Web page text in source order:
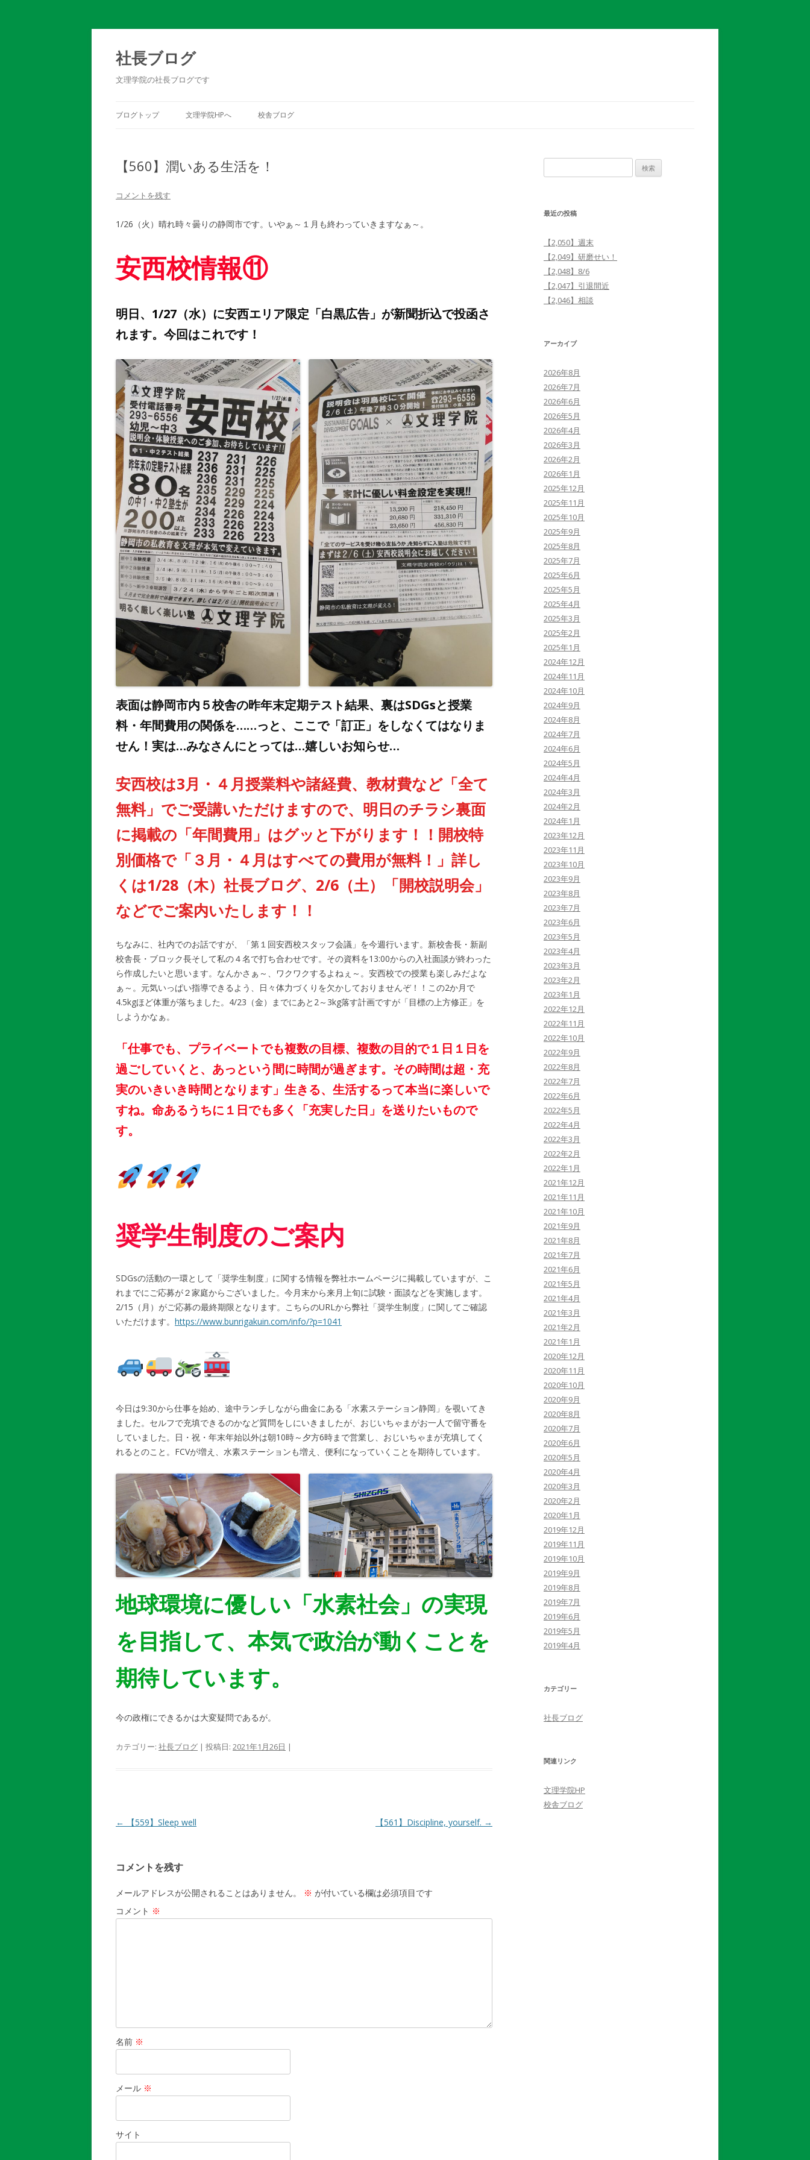
社長ブログ
文理学院の社長ブログです
ブログトップ 文理学院HPへ 校舎ブログ
【560】潤いある生活を！
コメントを残す
1/26（火）晴れ時々曇りの静岡市です。いやぁ～１月も終わっていきますなぁ～。
安西校情報⑪
明日、1/27（水）に安西エリア限定「白黒広告」が新聞折込で投函さ
れます。今回はこれです！
表面は静岡市内５校舎の昨年末定期テスト結果、裏はSDGsと授業
料・年間費用の関係を……っと、ここで「訂正」をしなくてはなりま
せん！実は…みなさんにとっては…嬉しいお知らせ…
安西校は3月・４月授業料や諸経費、教材費など「全て
無料」でご受講いただけますので、明日のチラシ裏面
に掲載の「年間費用」はグッと下がります！！開校特
別価格で「３月・４月はすべての費用が無料！」詳し
くは1/28（木）社長ブログ、2/6（土）「開校説明会」
などでご案内いたします！！
ちなみに、社内でのお話ですが、「第１回安西校スタッフ会議」を今週行います。新校舎長・新副
校舎長・ブロック長そして私の４名で打ち合わせです。その資料を13:00からの入社面談が終わった
ら作成したいと思います。なんかさぁ～、ワクワクするよねぇ～。安西校での授業も楽しみだよな
ぁ～。元気いっぱい指導できるよう、日々体力づくりを欠かしておりませんぞ！！この2か月で
4.5kgほど体重が落ちました。4/23（金）までにあと2～3kg落す計画ですが「目標の上方修正」を
しようかなぁ。
「仕事でも、プライベートでも複数の目標、複数の目的で１日１日を
過ごしていくと、あっという間に時間が過ぎます。その時間は超・充
実のいきいき時間となります」生きる、生活するって本当に楽しいで
すね。命あるうちに１日でも多く「充実した日」を送りたいもので
す。
奨学生制度のご案内
SDGsの活動の一環として「奨学生制度」に関する情報を弊社ホームページに掲載していますが、こ
れまでにご応募が２家庭からございました。今月末から来月上旬に試験・面談などを実施します。
2/15（月）がご応募の最終期限となります。こちらのURLから弊社「奨学生制度」に関してご確認
いただけます。 https://www.bunrigakuin.com/info/?p=1041
今日は9:30から仕事を始め、途中ランチしながら曲金にある「水素ステーション静岡」を覗いてき
ました。セルフで充填できるのかなど質問をしにいきましたが、おじいちゃまがお一人で留守番を
していました。日・祝・年末年始以外は朝10時～夕方6時まで営業し、おじいちゃまが充填してく
れるとのこと。FCVが増え、水素ステーションも増え、便利になっていくことを期待しています。
地球環境に優しい「水素社会」の実現
を目指して、本気で政治が動くことを
期待しています。
今の政権にできるかは大変疑問であるが。
カテゴリー: 社長ブログ | 投稿日: 2021年1月26日 |
投
ビ
ゲ
ー
シ
← 【559】Sleep well 【561】Discipline, yourself. →
コメントを残す
メールアドレスが公開されることはありません。 ※ が付いている欄は必須項目です
コメント ※
名前 ※
メール ※
サイト
索:
最近の投稿
【2,050】週末
【2,049】研磨せい！
【2,048】8/6
【2,047】引退間近
【2,046】相談
アーカイブ
2026年8月
2026年7月
2026年6月
2026年5月
2026年4月
2026年3月
2026年2月
2026年1月
2025年12月
2025年11月
2025年10月
2025年9月
2025年8月
2025年7月
2025年6月
2025年5月
2025年4月
2025年3月
2025年2月
2025年1月
2024年12月
2024年11月
2024年10月
2024年9月
2024年8月
2024年7月
2024年6月
2024年5月
2024年4月
2024年3月
2024年2月
2024年1月
2023年12月
2023年11月
2023年10月
2023年9月
2023年8月
2023年7月
2023年6月
2023年5月
2023年4月
2023年3月
2023年2月
2023年1月
2022年12月
2022年11月
2022年10月
2022年9月
2022年8月
2022年7月
2022年6月
2022年5月
2022年4月
2022年3月
2022年2月
2022年1月
2021年12月
2021年11月
2021年10月
2021年9月
2021年8月
2021年7月
2021年6月
2021年5月
2021年4月
2021年3月
2021年2月
2021年1月
2020年12月
2020年11月
2020年10月
2020年9月
2020年8月
2020年7月
2020年6月
2020年5月
2020年4月
2020年3月
2020年2月
2020年1月
2019年12月
2019年11月
2019年10月
2019年9月
2019年8月
2019年7月
2019年6月
2019年5月
2019年4月
カテゴリー
社長ブログ
関連リンク
文理学院HP
校舎ブログ